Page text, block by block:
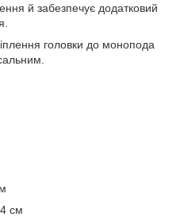
й забезпечує додатковий
головки до монопода
см